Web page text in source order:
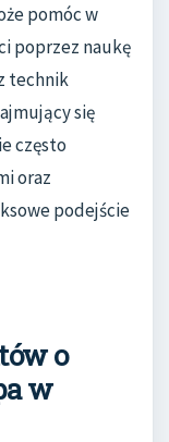
pomóc w
poprzez naukę
technik
się
często
oraz
podejście
o
w